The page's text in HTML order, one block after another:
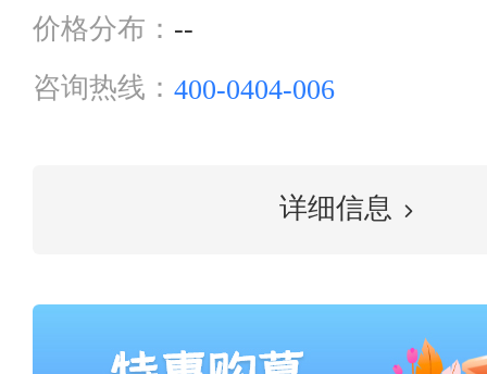
价格分布： --
咨询热线： 400-0404-006
详细信息